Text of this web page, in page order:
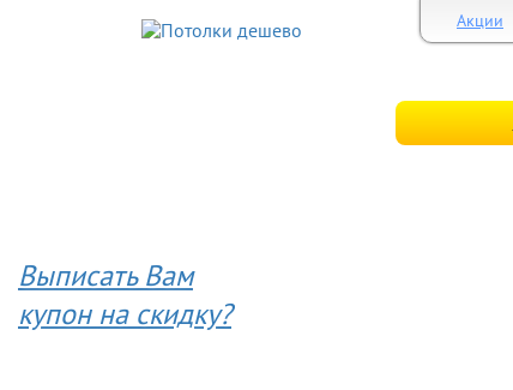
Акции
Выписать Вам
купон на скидку?